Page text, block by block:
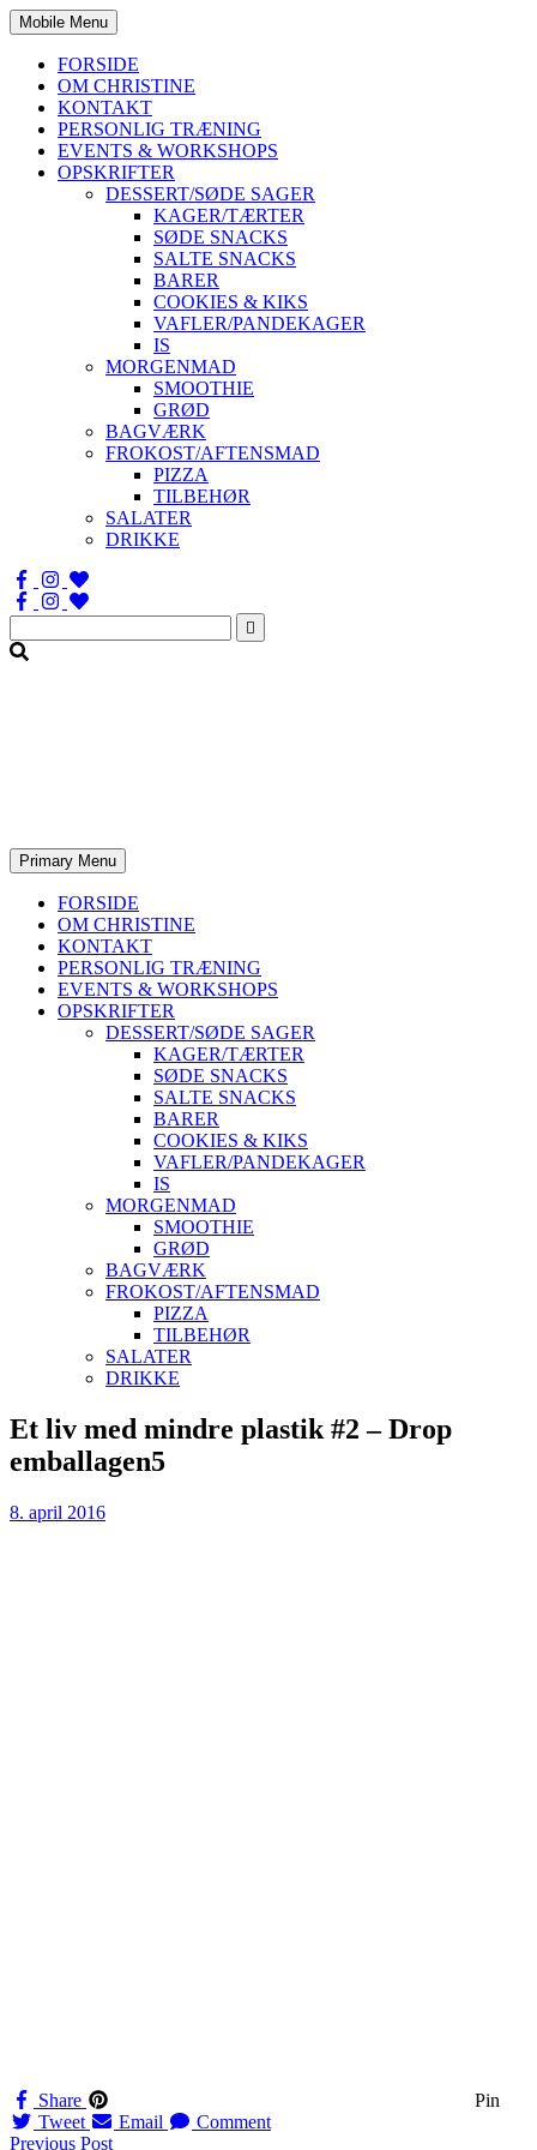
Mobile Menu
FORSIDE
OM CHRISTINE
KONTAKT
PERSONLIG TRÆNING
EVENTS & WORKSHOPS
OPSKRIFTER
DESSERT/SØDE SAGER
KAGER/TÆRTER
SØDE SNACKS
SALTE SNACKS
BARER
COOKIES & KIKS
VAFLER/PANDEKAGER
IS
MORGENMAD
SMOOTHIE
GRØD
BAGVÆRK
FROKOST/AFTENSMAD
PIZZA
TILBEHØR
SALATER
DRIKKE
Søg
efter:
Primary Menu
FORSIDE
OM CHRISTINE
KONTAKT
PERSONLIG TRÆNING
EVENTS & WORKSHOPS
OPSKRIFTER
DESSERT/SØDE SAGER
KAGER/TÆRTER
SØDE SNACKS
SALTE SNACKS
BARER
COOKIES & KIKS
VAFLER/PANDEKAGER
IS
MORGENMAD
SMOOTHIE
GRØD
BAGVÆRK
FROKOST/AFTENSMAD
PIZZA
TILBEHØR
SALATER
DRIKKE
Skip
to
content
Et liv med mindre plastik #2 – Drop
emballagen5
8. april 2016
Share
Pin
Tweet
Email Comment
Previous Post